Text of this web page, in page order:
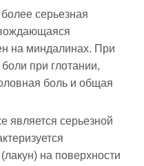
серьезная
на миндалинах. При
при глотании,
боль и общая
является серьезной
на поверхности